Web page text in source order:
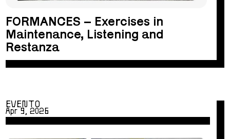
FORMANCES – Exercises in
Maintenance, Listening and
Restanza
EVENTO
Apr 9, 2026